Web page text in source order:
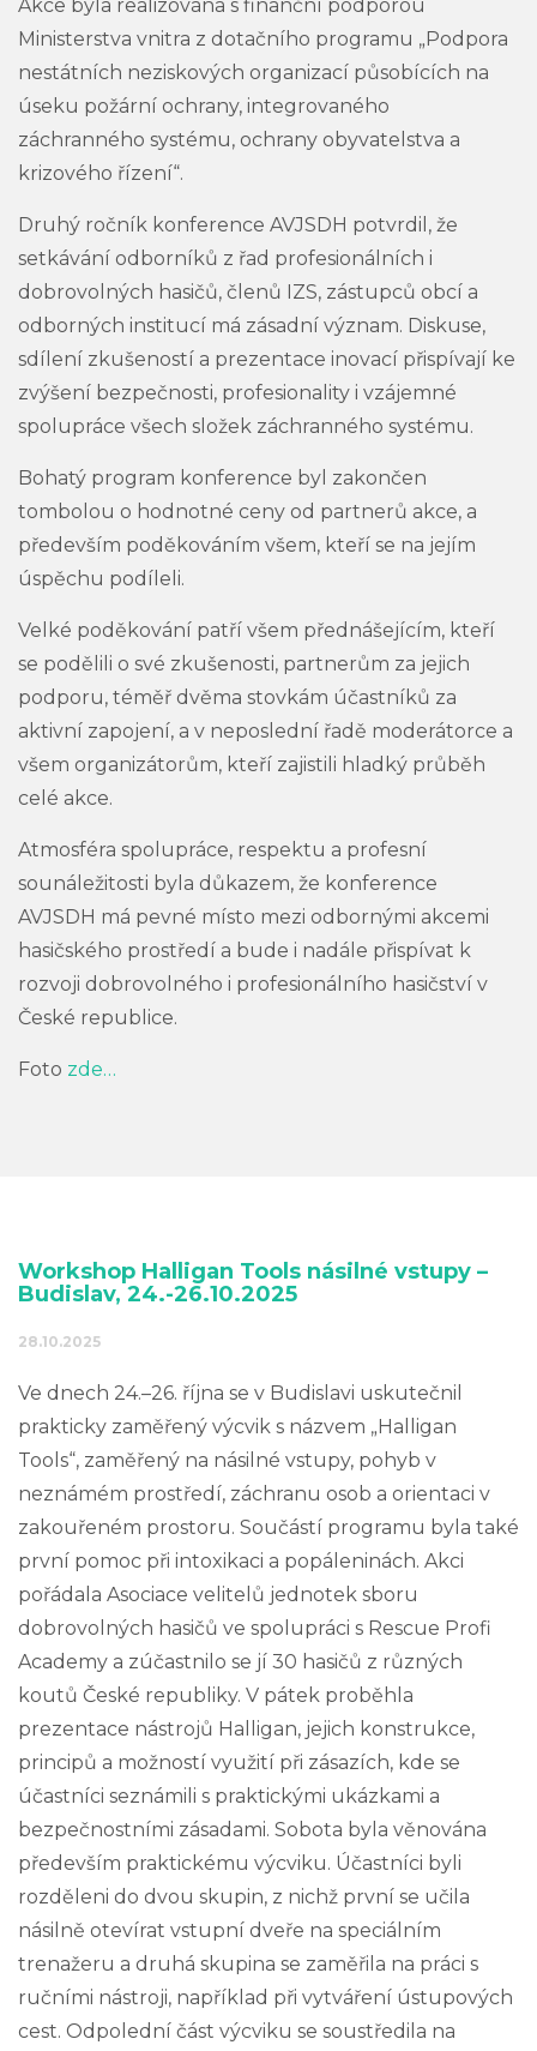
Akce byla realizována s finanční podporou
Ministerstva vnitra z dotačního programu „Podpora
nestátních neziskových organizací působících na
úseku požární ochrany, integrovaného
záchranného systému, ochrany obyvatelstva a
krizového řízení“.
Druhý ročník konference AVJSDH potvrdil, že
setkávání odborníků z řad profesionálních i
dobrovolných hasičů, členů IZS, zástupců obcí a
odborných institucí má zásadní význam. Diskuse,
sdílení zkušeností a prezentace inovací přispívají ke
zvýšení bezpečnosti, profesionality i vzájemné
spolupráce všech složek záchranného systému.
Bohatý program konference byl zakončen
tombolou o hodnotné ceny od partnerů akce, a
především poděkováním všem, kteří se na jejím
úspěchu podíleli.
Velké poděkování patří všem přednášejícím, kteří
se podělili o své zkušenosti, partnerům za jejich
podporu, téměř dvěma stovkám účastníků za
aktivní zapojení, a v neposlední řadě moderátorce a
všem organizátorům, kteří zajistili hladký průběh
celé akce.
Atmosféra spolupráce, respektu a profesní
sounáležitosti byla důkazem, že konference
AVJSDH má pevné místo mezi odbornými akcemi
hasičského prostředí a bude i nadále přispívat k
rozvoji dobrovolného i profesionálního hasičství v
České republice.
Foto zde…
Workshop Halligan Tools násilné vstupy –
Budislav, 24.-26.10.2025
28.10.2025
Ve dnech 24.–26. října se v Budislavi uskutečnil
prakticky zaměřený výcvik s názvem „Halligan
Tools“, zaměřený na násilné vstupy, pohyb v
neznámém prostředí, záchranu osob a orientaci v
zakouřeném prostoru. Součástí programu byla také
první pomoc při intoxikaci a popáleninách. Akci
pořádala Asociace velitelů jednotek sboru
dobrovolných hasičů ve spolupráci s Rescue Profi
Academy a zúčastnilo se jí 30 hasičů z různých
koutů České republiky. V pátek proběhla
prezentace nástrojů Halligan, jejich konstrukce,
principů a možností využití při zásazích, kde se
účastníci seznámili s praktickými ukázkami a
bezpečnostními zásadami. Sobota byla věnována
především praktickému výcviku. Účastníci byli
rozděleni do dvou skupin, z nichž první se učila
násilně otevírat vstupní dveře na speciálním
trenažeru a druhá skupina se zaměřila na práci s
ručními nástroji, například při vytváření ústupových
cest. Odpolední část výcviku se soustředila na